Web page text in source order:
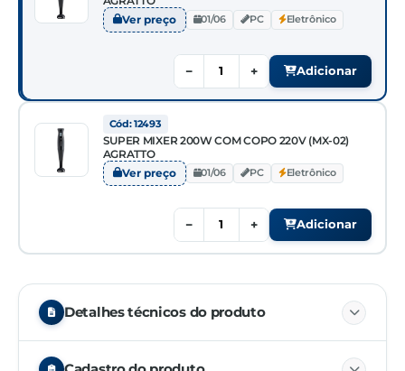
Ver preço 01/06 PC Eletrônico
− + Adicionar
Cód: 12493
SUPER MIXER 200W COM COPO 220V (MX-02)
AGRATTO
Ver preço 01/06 PC Eletrônico
− + Adicionar
Detalhes técnicos do produto
Motor com 200W :